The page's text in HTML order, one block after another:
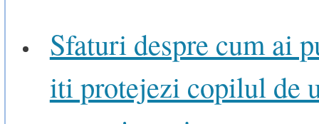
Sfaturi despre cum ai
iti protejezi copilul de